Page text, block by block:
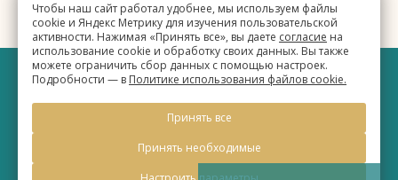
Чтобы наш сайт работал удобнее, мы используем файлы
cookie и Яндекс Метрику для изучения пользовательской
активности. Нажимая «Принять все», вы даете согласие на
использование cookie и обработку своих данных. Вы также
можете ограничить сбор данных с помощью настроек.
Подробности — в Политике использования файлов cookie.
Принять все
Принять необходимые
2026, Официальный сайт